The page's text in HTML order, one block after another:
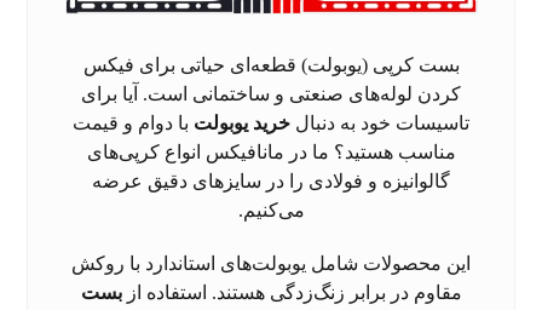
بست کرپی (یوبولت) قطعه‌ای حیاتی برای فیکس
کردن لوله‌های صنعتی و ساختمانی است. آیا برای
تاسیسات خود به دنبال خرید یوبولت با دوام و قیمت
مناسب هستید؟ ما در مانافیکس انواع کرپی‌های
گالوانیزه و فولادی را در سایزهای دقیق عرضه
می‌کنیم.
این محصولات شامل یوبولت‌های استاندارد با روکش
مقاوم در برابر زنگ‌زدگی هستند. استفاده ازبست